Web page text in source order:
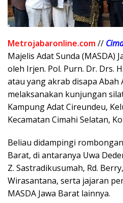
Metrojabaronline.com//
Majelis Adat Sunda (MASDA)
oleh Irjen. Pol. Purn. Dr. Drs.
atau yang akrab disapa Abah
melaksanakan kunjungan
Kampung Adat Cireundeu,
Kecamatan Cimahi Selatan,
Beliau didampingi
Barat, di antaranya Uwa
Z. Sastradikusumah, Rd.
Wirasantana, serta jajaran
MASDA Jawa Barat lainnya.